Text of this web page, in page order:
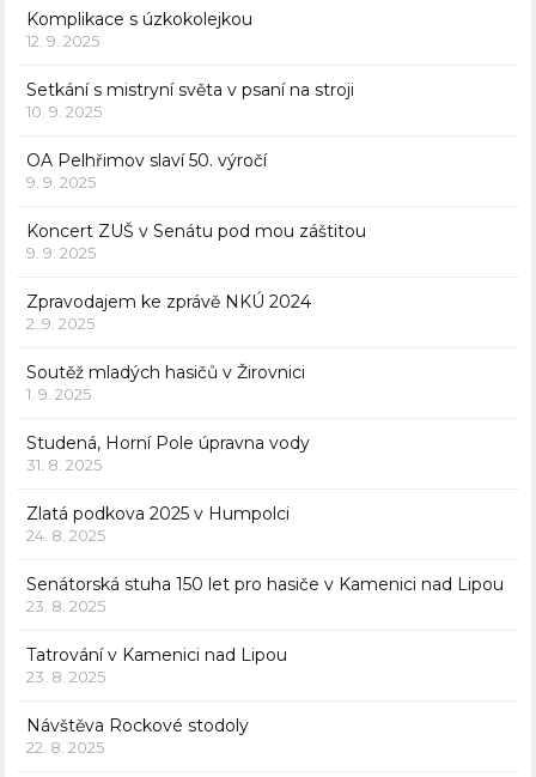
Komplikace s úzkokolejkou
12. 9. 2025
Setkání s mistryní světa v psaní na stroji
10. 9. 2025
OA Pelhřimov slaví 50. výročí
9. 9. 2025
Koncert ZUŠ v Senátu pod mou záštitou
9. 9. 2025
Zpravodajem ke zprávě NKÚ 2024
2. 9. 2025
Soutěž mladých hasičů v Žirovnici
1. 9. 2025
Studená, Horní Pole úpravna vody
31. 8. 2025
Zlatá podkova 2025 v Humpolci
24. 8. 2025
Senátorská stuha 150 let pro hasiče v Kamenici nad Lipou
23. 8. 2025
Tatrování v Kamenici nad Lipou
23. 8. 2025
Návštěva Rockové stodoly
22. 8. 2025